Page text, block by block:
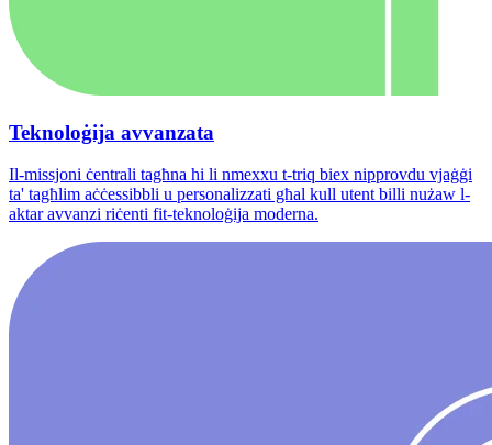
Teknoloġija avvanzata
Il-missjoni ċentrali tagħna hi li nmexxu t-triq biex nipprovdu vjaġġi
ta' tagħlim aċċessibbli u personalizzati għal kull utent billi nużaw l-
aktar avvanzi riċenti fit-teknoloġija moderna.